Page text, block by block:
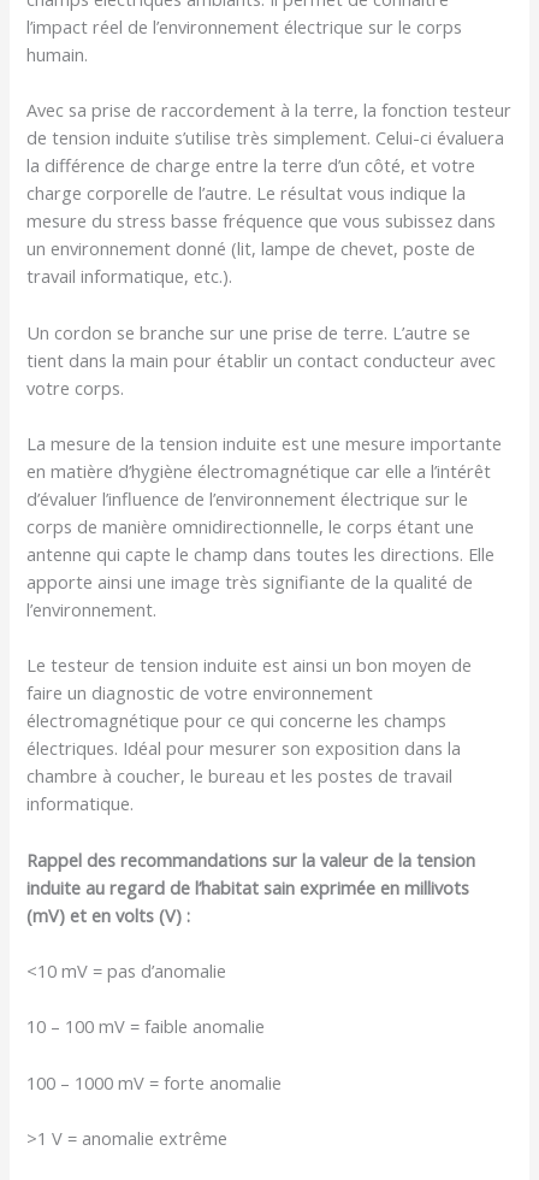
l’impact réel de l’environnement électrique sur le corps
humain.
Avec sa prise de raccordement à la terre, la fonction testeur
de tension induite s’utilise très simplement. Celui-ci évaluera
la différence de charge entre la terre d’un côté, et votre
charge corporelle de l’autre. Le résultat vous indique la
mesure du stress basse fréquence que vous subissez dans
un environnement donné (lit, lampe de chevet, poste de
travail informatique, etc.).
Un cordon se branche sur une prise de terre. L’autre se
tient dans la main pour établir un contact conducteur avec
votre corps.
La mesure de la tension induite est une mesure importante
en matière d’hygiène électromagnétique car elle a l’intérêt
d’évaluer l’influence de l’environnement électrique sur le
corps de manière omnidirectionnelle, le corps étant une
antenne qui capte le champ dans toutes les directions. Elle
apporte ainsi une image très signifiante de la qualité de
l’environnement.
Le testeur de tension induite est ainsi un bon moyen de
faire un diagnostic de votre environnement
électromagnétique pour ce qui concerne les champs
électriques. Idéal pour mesurer son exposition dans la
chambre à coucher, le bureau et les postes de travail
informatique.
Rappel des recommandations sur la valeur de la tension
induite au regard de l’habitat sain exprimée en millivots
(mV) et en volts (V) :
<10 mV = pas d’anomalie
10 – 100 mV = faible anomalie
100 – 1000 mV = forte anomalie
>1 V = anomalie extrême